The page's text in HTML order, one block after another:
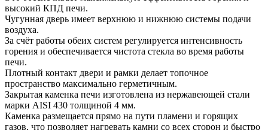
высокий КПД печи.
Чугунная дверь имеет верхнюю и нижнюю системы подачи
воздуха.
За счёт работы обеих систем регулируется интенсивность
горения и обеспечивается чистота стекла во время работы
печи.
Плотный контакт двери и рамки делает топочное
пространство максимально герметичным.
Закрытая каменка печи изготовлена из нержавеющей стали
марки AISI 430 толщиной 4 мм.
Каменка размещается прямо на пути пламени и горящих
газов, что позволяет нагревать камни со всех сторон и быстро